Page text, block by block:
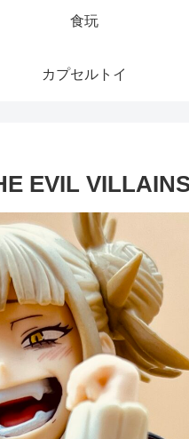
食玩
カプセルトイ
EVIL